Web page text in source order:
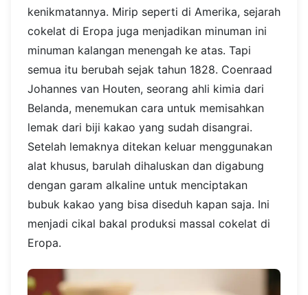
kenikmatannya. Mirip seperti di Amerika, sejarah
cokelat di Eropa juga menjadikan minuman ini
minuman kalangan menengah ke atas. Tapi
semua itu berubah sejak tahun 1828. Coenraad
Johannes van Houten, seorang ahli kimia dari
Belanda, menemukan cara untuk memisahkan
lemak dari biji kakao yang sudah disangrai.
Setelah lemaknya ditekan keluar menggunakan
alat khusus, barulah dihaluskan dan digabung
dengan garam alkaline untuk menciptakan
bubuk kakao yang bisa diseduh kapan saja. Ini
menjadi cikal bakal produksi massal cokelat di
Eropa.